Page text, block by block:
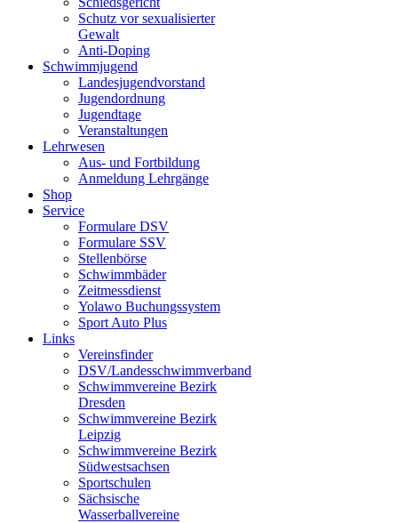
Schutz vor sexualisierter
Gewalt
Anti-Doping
Schwimmjugend
Landesjugendvorstand
Jugendordnung
Jugendtage
Veranstaltungen
Lehrwesen
Aus- und Fortbildung
Anmeldung Lehrgänge
Shop
Service
Formulare DSV
Formulare SSV
Stellenbörse
Schwimmbäder
Zeitmessdienst
Yolawo Buchungssystem
Sport Auto Plus
Links
Vereinsfinder
DSV/Landesschwimmverband
Schwimmvereine Bezirk
Dresden
Schwimmvereine Bezirk
Leipzig
Schwimmvereine Bezirk
Südwestsachsen
Sportschulen
Sächsische
Wasserballvereine